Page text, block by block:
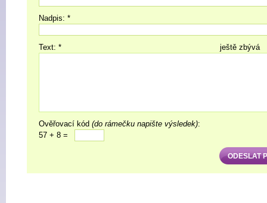
Nadpis: *
ještě zbývá
Text: *
Ověřovací kód (do rámečku napište výsledek):
57 + 8 =